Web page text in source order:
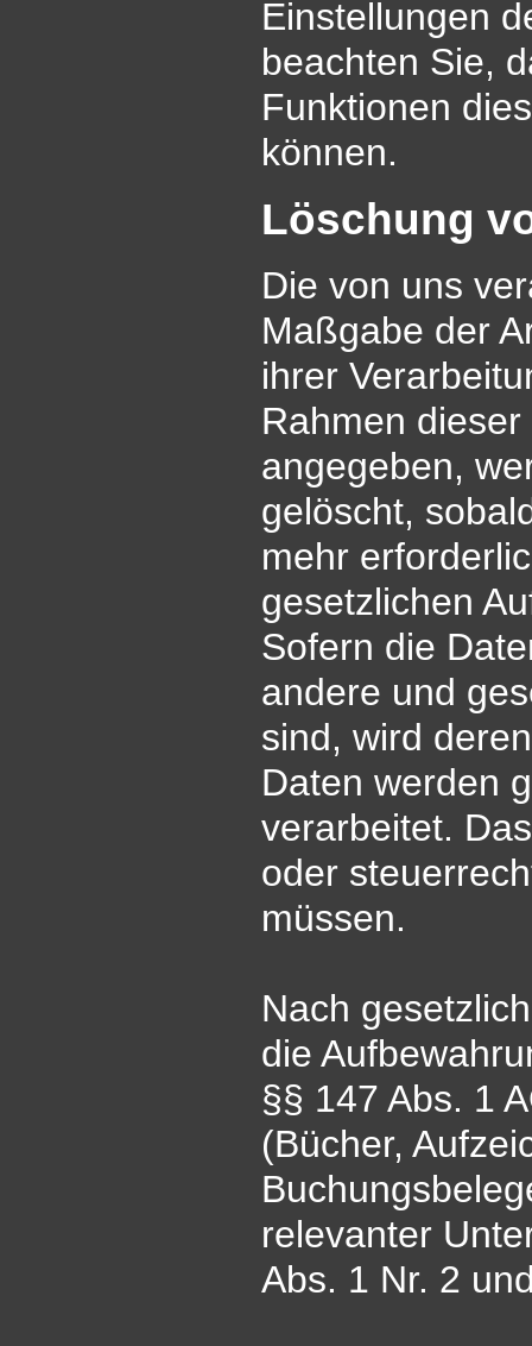
Einstellungen
beachten Sie,
Funktionen
können.
Löschung
Die von uns
Maßgabe der
ihrer
Rahmen
angegeben,
gelöscht,
mehr
gesetzlichen
Sofern die
andere und
sind, wird
Daten werden
verarbeitet.
oder
müssen.
Nach
die
§§ 147 Abs. 1
(Bücher,
relevanter
Abs. 1 Nr. 2